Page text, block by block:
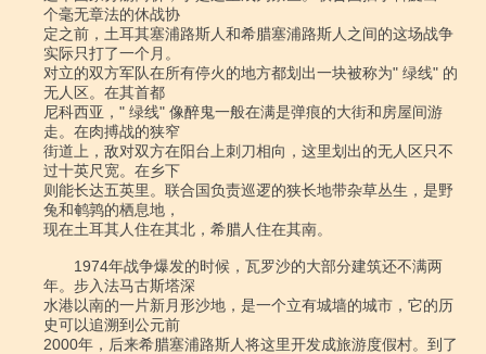
个毫无章法的休战协
定之前，土耳其塞浦路斯人和希腊塞浦路斯人之间的这场战争
实际只打了一个月。
对立的双方军队在所有停火的地方都划出一块被称为" 绿线" 的
无人区。在其首都
尼科西亚，" 绿线" 像醉鬼一般在满是弹痕的大街和房屋间游
走。在肉搏战的狭窄
街道上，敌对双方在阳台上刺刀相向，这里划出的无人区只不
过十英尺宽。在乡下
则能长达五英里。联合国负责巡逻的狭长地带杂草丛生，是野
兔和鹌鹑的栖息地，
现在土耳其人住在其北，希腊人住在其南。
1974年战争爆发的时候，瓦罗沙的大部分建筑还不满两
年。步入法马古斯塔深
水港以南的一片新月形沙地，是一个立有城墙的城市，它的历
史可以追溯到公元前
2000年，后来希腊塞浦路斯人将这里开发成旅游度假村。到了